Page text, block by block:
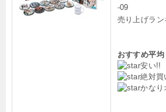
-09
売り上げラ
おすすめ平均
安い!!
絶対買
かなり